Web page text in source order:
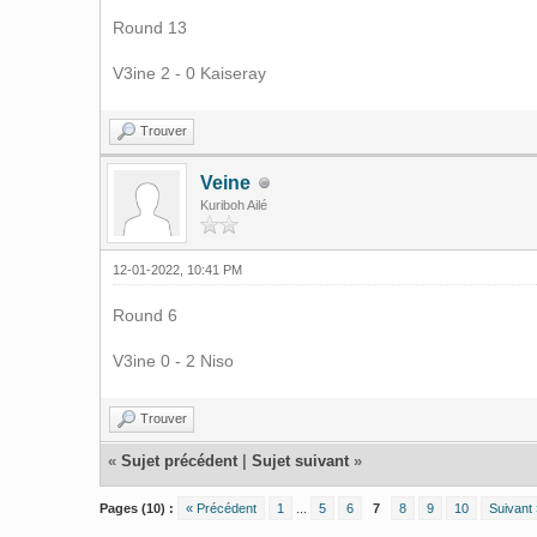
Round 13
V3ine 2 - 0 Kaiseray
Trouver
Veine
Kuriboh Ailé
12-01-2022, 10:41 PM
Round 6
V3ine 0 - 2 Niso
Trouver
« Sujet précédent| Sujet suivant»
Pages (10) : « Précédent 1 5 6 7 8 9 10 Suivant